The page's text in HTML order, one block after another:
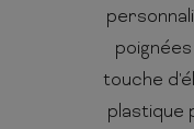
touche
plastique